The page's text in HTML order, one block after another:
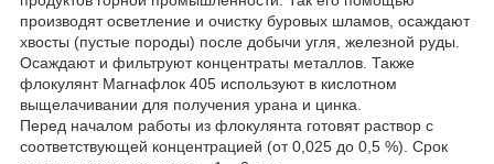
производят осветление и очистку буровых шламов, осаждают
хвосты (пустые породы) после добычи угля, железной руды.
Осаждают и фильтруют концентраты металлов. Также
флокулянт Магнафлок 405 используют в кислотном
выщелачивании для получения урана и цинка.
Перед началом работы из флокулянта готовят раствор с
соответствующей концентрацией (от 0,025 до 0,5 %). Срок